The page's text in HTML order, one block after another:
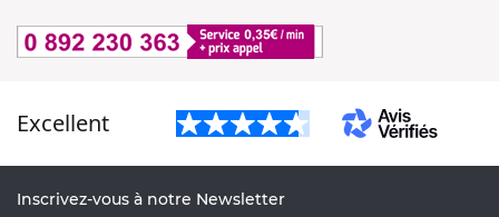
Excellent
Inscrivez-vous à notre Newsletter